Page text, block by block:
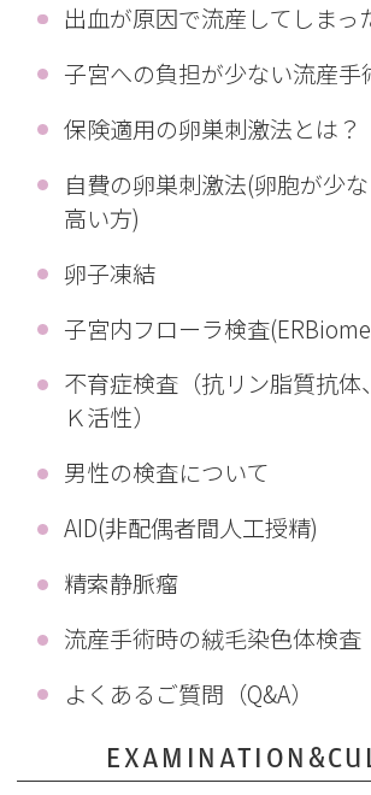
出血が原因で流産してしまっ
子宮への負担が少ない流産手
保険適用の卵巣刺激法とは？
自費の卵巣刺激法(卵胞が少
高い方)
卵子凍結
子宮内フローラ検査
不育症検査（抗リン脂質抗体
Ｋ活性）
男性の検査について
AID(非配偶者間人工授精)
精索静脈瘤
流産手術時の絨毛染色体検査
よくあるご質問（Q&A）